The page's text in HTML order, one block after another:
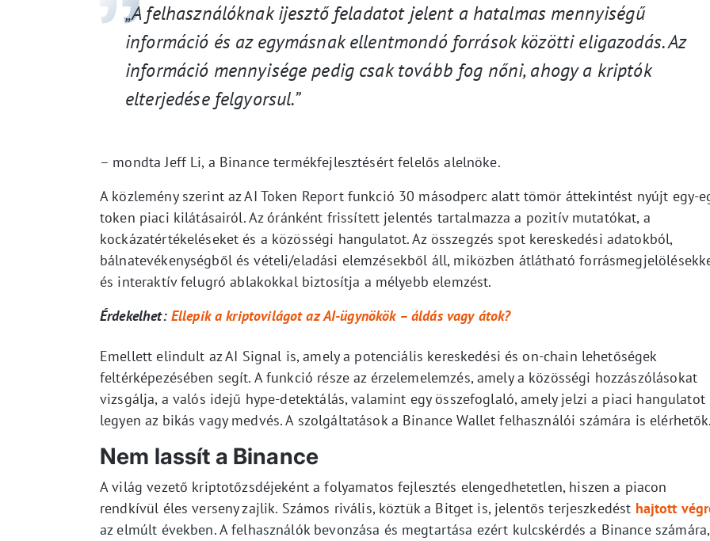
„A felhasználóknak ijesztő feladatot jelent a hatalmas mennyiségű
információ és az egymásnak ellentmondó források közötti eligazodás. Az
információ mennyisége pedig csak tovább fog nőni, ahogy a kriptók
elterjedése felgyorsul.”
– mondta Jeff Li, a Binance termékfejlesztésért felelős alelnöke.
A közlemény szerint az AI Token Report funkció 30 másodperc alatt tömör áttekintést nyújt egy-
token piaci kilátásairól. Az óránként frissített jelentés tartalmazza a pozitív mutatókat, a
kockázatértékeléseket és a közösségi hangulatot. Az összegzés spot kereskedési adatokból,
bálnatevékenységből és vételi/eladási elemzésekből áll, miközben átlátható
és interaktív felugró ablakokkal biztosítja a mélyebb elemzést.
Érdekelhet: Ellepik a kriptovilágot az AI-ügynökök – áldás vagy átok?
Emellett elindult az AI Signal is, amely a potenciális kereskedési és on-chain lehetőségek
feltérképezésében segít. A funkció része az érzelemelemzés, amely a közösségi hozzászólásokat
vizsgálja, a valós idejű hype-detektálás, valamint egy összefoglaló, amely jelzi a piaci hangulatot
legyen az bikás vagy medvés. A szolgáltatások a Binance Wallet felhasználói számára is
Nem lassít a Binance
A világ vezető kriptotőzsdéjeként a folyamatos fejlesztés elengedhetetlen, hiszen a piacon
rendkívül éles verseny zajlik. Számos rivális, köztük a Bitget is, jelentős terjeszkedést hajtott
az elmúlt években. A felhasználók bevonzása és megtartása ezért kulcskérdés a Binance számára,